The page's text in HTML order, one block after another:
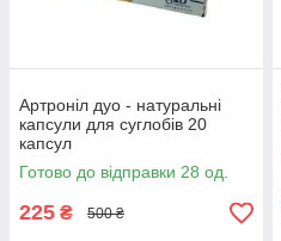
Артроніл дуо - натуральні
капсули для суглобів 20
капсул
Готово до відправки 28 од.
225 ₴ 500 ₴